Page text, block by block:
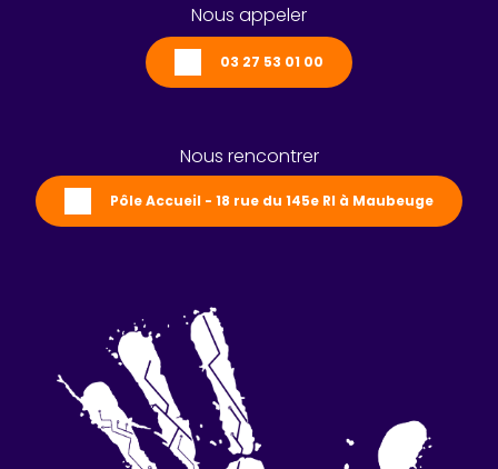
Nous appeler
03 27 53 01 00
Nous rencontrer
Pôle Accueil - 18 rue du 145e RI à Maubeuge